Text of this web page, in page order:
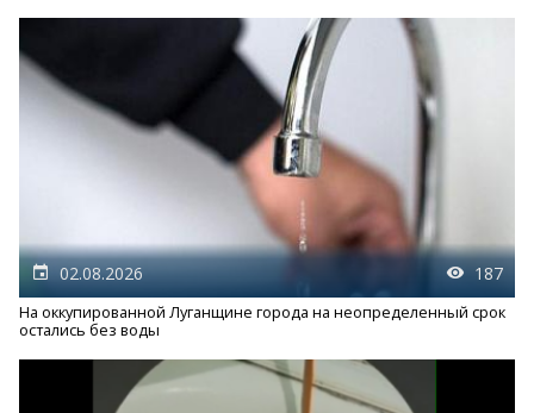
02.08.2026 187
На оккупированной Луганщине города на неопределенный срок
остались без воды